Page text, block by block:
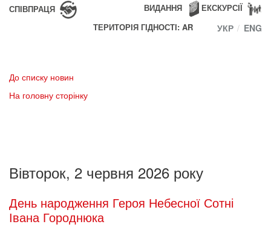
Пошук
СПІВПРАЦЯ ЕКСКУРСІЇ
ВИДАННЯ
ТЕРИТОРІЯ ГІДНОСТІ: AR
УКР ENG
До списку новин
На головну сторінку
Вівторок, 2 червня 2026 року
День народження Героя Небесної Сотні
Івана Городнюка